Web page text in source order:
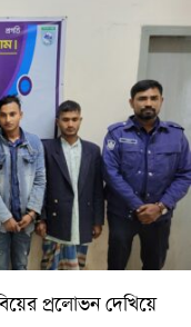
প্রলোভন দেখিয়ে